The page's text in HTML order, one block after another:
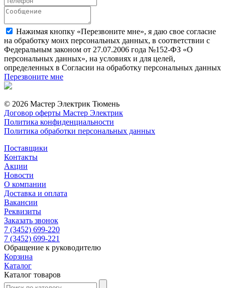
Нажимая кнопку «Перезвоните мне», я даю свое согласие
на обработку моих персональных данных, в соответствии с
Федеральным законом от 27.07.2006 года №152-ФЗ «О
персональных данных», на условиях и для целей,
определенных в Согласии на обработку персональных данных
Перезвоните мне
© 2026 Мастер Электрик Тюмень
Договор оферты Мастер Электрик
Политика конфиденциальности
Политика обработки персональных данных
Поставщики
Контакты
Акции
Новости
О компании
Доставка и оплата
Вакансии
Реквизиты
Заказать звонок
7 (3452) 699-220
7 (3452) 699-221
Обращение к руководителю
Корзина
Каталог
Каталог товаров